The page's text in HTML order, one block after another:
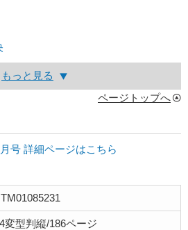
もっと見る
ページトップへ
号 詳細ページはこちら
変型判縦/186ページ